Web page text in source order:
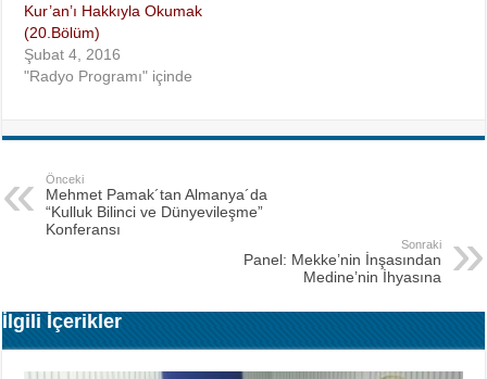
Kur’an’ı Hakkıyla Okumak
(20.Bölüm)
Şubat 4, 2016
"Radyo Programı" içinde
Önceki
Mehmet Pamak´tan Almanya´da
“Kulluk Bilinci ve Dünyevileşme”
Konferansı
Sonraki
Panel: Mekke’nin İnşasından
Medine’nin İhyasına
İlgili İçerikler